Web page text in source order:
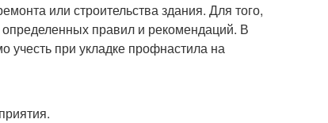
или строительства здания. Для того,
правил и рекомендаций. В
при укладке профнастила на